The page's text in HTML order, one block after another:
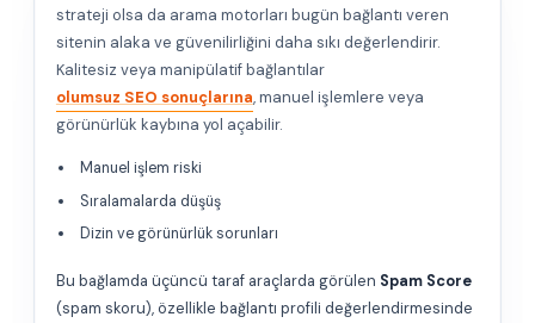
strateji olsa da arama motorları bugün bağlantı veren
sitenin alaka ve güvenilirliğini daha sıkı değerlendirir.
Kalitesiz veya manipülatif bağlantılar
olumsuz SEO sonuçlarına, manuel işlemlere veya
görünürlük kaybına yol açabilir.
Manuel işlem riski
Sıralamalarda düşüş
Dizin ve görünürlük sorunları
Bu bağlamda üçüncü taraf araçlarda görülen Spam Score
(spam skoru), özellikle bağlantı profili değerlendirmesinde